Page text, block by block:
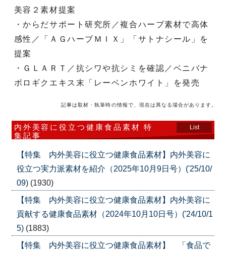
美容２素材提案
・からだサポート研究所／複合ハーブ素材で高体
感性／「ＡＧハーブＭＩＸ」「サトナシール」を
提案
・ＧＬＡＲＴ／抗シワや抗シミを確認／ベニバナ
ボロギクエキス末「レーベンホワイト」を発売
記事は取材・執筆時の情報で、現在は異なる場合があります。
内外美容に役立つ健康食品素材 特
集記事
List
【特集 内外美容に役立つ健康食品素材】内外美容に
役立つ実力派素材を紹介（2025年10月9日号）('25/10/
09) (1930)
【特集 内外美容に役立つ健康食品素材】内外美容に
貢献する健康食品素材（2024年10月10日号）('24/10/1
5) (1883)
【特集 内外美容に役立つ健康食品素材】 「食品で